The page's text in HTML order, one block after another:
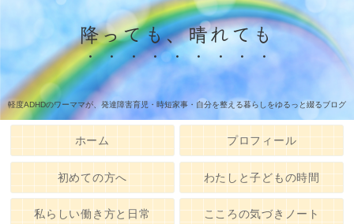
降っても、晴れても
軽度ADHDのワーママが、発達障害育児・時短家事・自分を整える暮らしをゆるっと綴るブログ
ホーム プロフィール
初めての方へ わたしと子どもの時間
私らしい働き方と日常 こころの気づきノート